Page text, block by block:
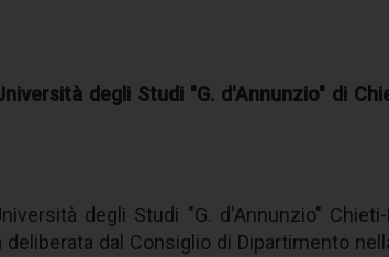
degli Studi "G. d'Annunzio" di
degli Studi "G. d'Annunzio"
dal Consiglio di Dipartimento